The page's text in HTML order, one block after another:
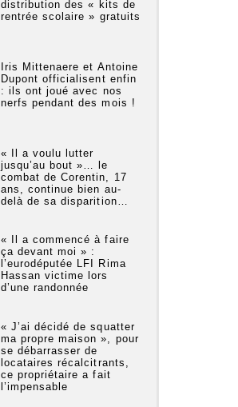
distribution des « kits de
rentrée scolaire » gratuits
Iris Mittenaere et Antoine
Dupont officialisent enfin
: ils ont joué avec nos
nerfs pendant des mois !
« Il a voulu lutter
jusqu’au bout »… le
combat de Corentin, 17
ans, continue bien au-
delà de sa disparition…
« Il a commencé à faire
ça devant moi » :
l’eurodéputée LFI Rima
Hassan victime lors
d’une randonnée
« J’ai décidé de squatter
ma propre maison », pour
se débarrasser de
locataires récalcitrants,
ce propriétaire a fait
l’impensable